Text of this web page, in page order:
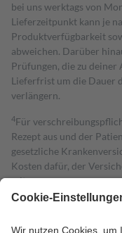
bei uns werktags von
Lieferzeitpunkt kann je
Produktverfügbarkeit
abweichen. Darüber
Prüfungen, die zu
Lieferfrist um die Dauer
verlängern.
4Für
Rezept aus und der
gesetzliche
Kosten dafür, der
mit.
Grundsätzlich leisten
höchstens zehn Euro.